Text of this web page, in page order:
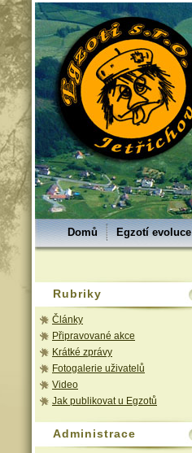
Domů Egzotí evoluce
Rubriky
Články
Připravované akce
Krátké zprávy
Fotogalerie uživatelů
Video
Jak publikovat u Egzotů
Administrace